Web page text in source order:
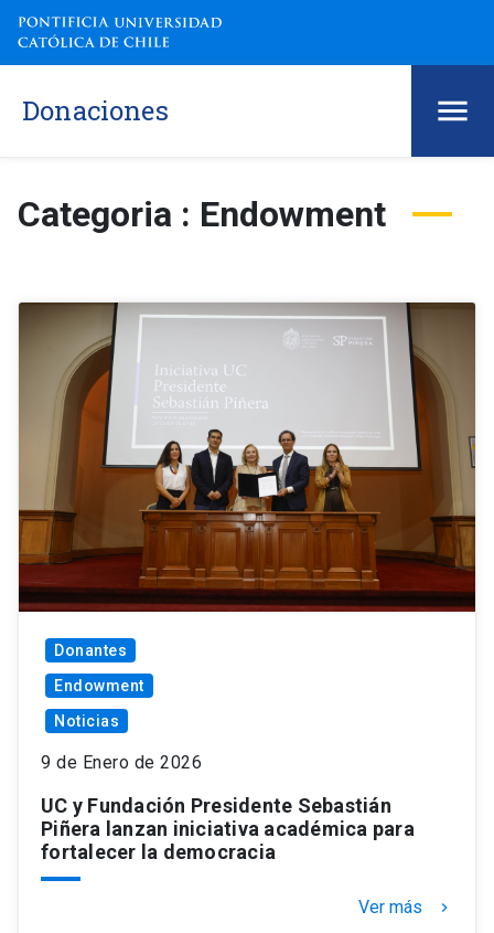
Donaciones
Categoria : Endowment
Donantes
Endowment
Noticias
9 de Enero de 2026
UC y Fundación Presidente Sebastián
Piñera lanzan iniciativa académica para
fortalecer la democracia
Ver más keyboard_arrow_right